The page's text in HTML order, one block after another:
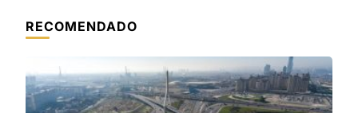
RECOMENDADO